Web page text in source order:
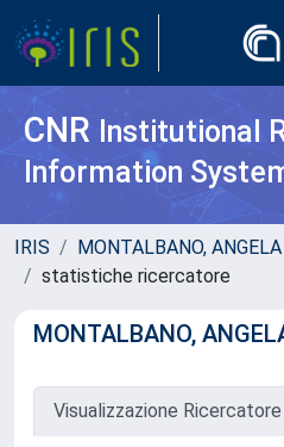
CNR Institutional
Information
IRIS
MONTALBANO,
statistiche ricercatore
MONTALBANO,
Visualizzazione Ricercatore